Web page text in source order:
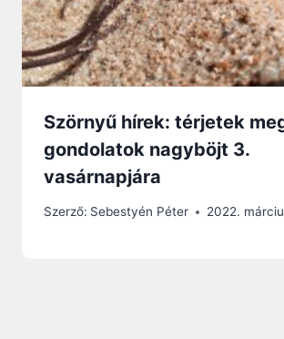
Szörnyű hírek: térjetek
gondolatok nagyböjt 3.
vasárnapjára
Szerző: Sebestyén Péter 2022.